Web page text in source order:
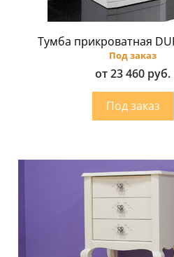
Тумба прикроватная
Под заказ
от 23 460 руб.